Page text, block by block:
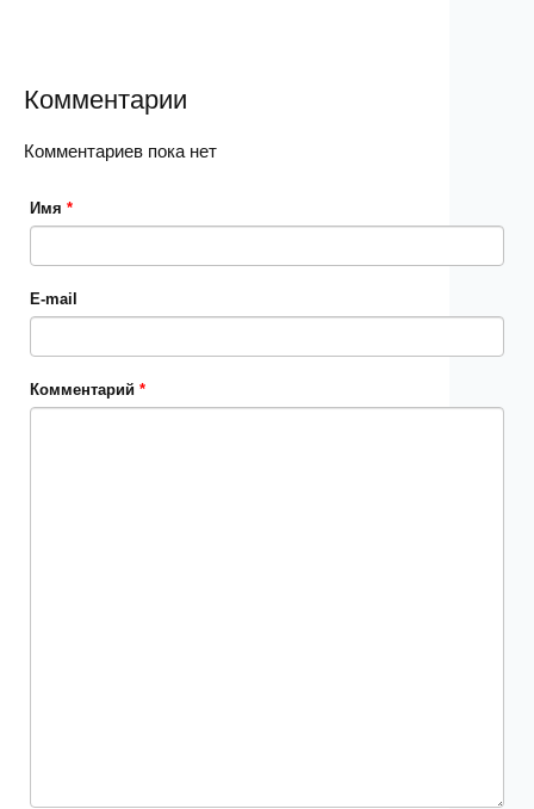
Комментарии
Комментариев пока нет
Имя *
E-mail
Комментарий *